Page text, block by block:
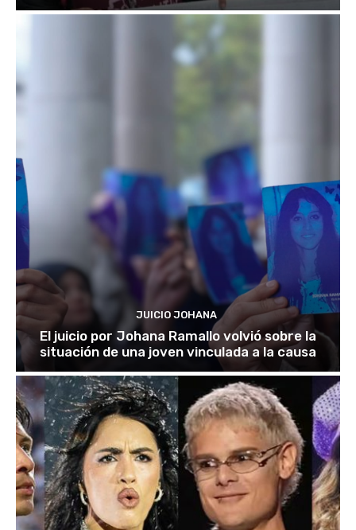
JUICIO JOHANA
El juicio por Johana Ramallo volvió sobre la
situación de una joven vinculada a la causa